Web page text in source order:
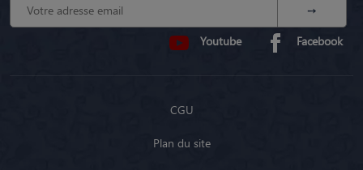
Youtube Facebook
CGU
Plan du site